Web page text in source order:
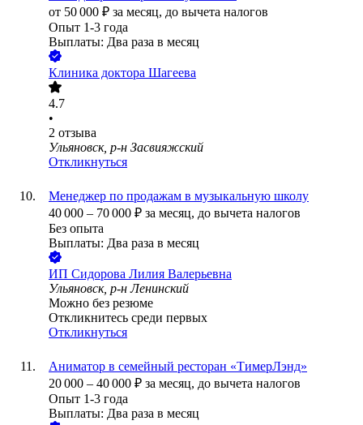
от 50 000 ₽ за месяц, до вычета налогов
Опыт 1-3 года
Выплаты: Два раза в месяц
Клиника доктора Шагеева
4.7
•
2 отзыва
Ульяновск, р-н Засвияжский
Откликнуться
Менеджер по продажам в музыкальную школу
40 000 – 70 000 ₽ за месяц, до вычета налогов
Без опыта
Выплаты: Два раза в месяц
ИП Сидорова Лилия Валерьевна
Ульяновск, р-н Ленинский
Можно без резюме
Откликнитесь среди первых
Откликнуться
Аниматор в семейный ресторан «ТимерЛэнд»
20 000 – 40 000 ₽ за месяц, до вычета налогов
Опыт 1-3 года
Выплаты: Два раза в месяц